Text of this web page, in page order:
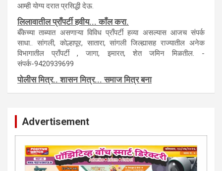
टेंडर, नाेटीस, आँक्शन, लिगलच्या सर्व बँका, पतसंस्था यांच्या जाहिरातींना
आम्ही याेग्य दरात प्रसिद्धी देऊ.
लिलावातील प्राँपर्टी हवीय... काँल करा.
बँकेच्या ताब्यात असणाऱ्या विविध प्राँपर्टी हव्या असल्यास आजच संपर्क
साधा.. सांगली, काेल्हापूर, सातारा, सांगली जिल्ह्यासह राज्यातील अनेक
विभागातील प्राँपर्टी , जागा, इमारत, शेत जमिन मिळतील. -
संपर्क-9420939699
कायदेशीर सल्ला या मार्गदर्शन पाहिजे. संपर्क साधा-
परिस्थितीनुसार तुम्ही जर आर्थिक, शैक्षणिक, सामाजिक समस्या, गुन्हेगारी,
शारीरीक त्रास, फसवणूक सारख्या प्रकरणात अडकला असाल, काेर्टाची
पायरी चढला असाल तर चिंता नकाे.. आम्ही मदत करू. मार्गदर्शन करू,
कायदेशीर सल्ला देऊ. - आजच संपर्क साधा- भारत साेनुले-8888207374
Advertisement